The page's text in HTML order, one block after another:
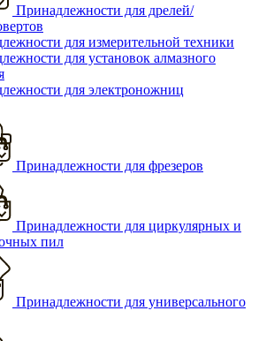
Принадлежности для дрелей/
для измерительной техники
для установок алмазного
для электроножниц
Принадлежности для фрезеров
Принадлежности для циркулярных и
пил
Принадлежности для универсального